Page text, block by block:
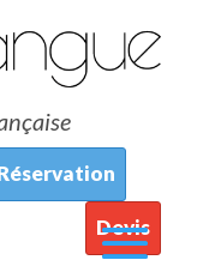
Devis